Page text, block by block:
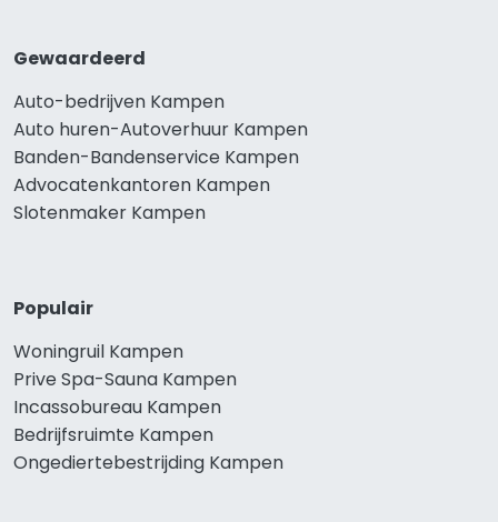
Gewaardeerd
Auto-bedrijven Kampen
Auto huren-Autoverhuur Kampen
Banden-Bandenservice Kampen
Advocatenkantoren Kampen
Slotenmaker Kampen
Populair
Woningruil Kampen
Prive Spa-Sauna Kampen
Incassobureau Kampen
Bedrijfsruimte Kampen
Ongediertebestrijding Kampen